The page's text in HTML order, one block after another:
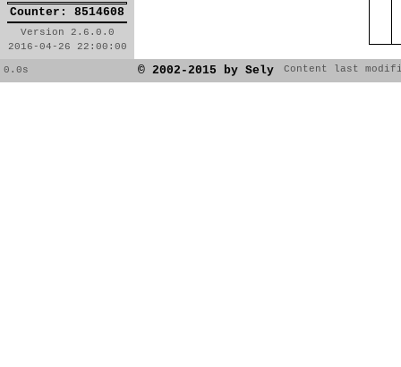
Counter: 8514608
Version 2.6.0.0
2016-04-26 22:00:00
0.0s © 2002-2015 by Sely Content last